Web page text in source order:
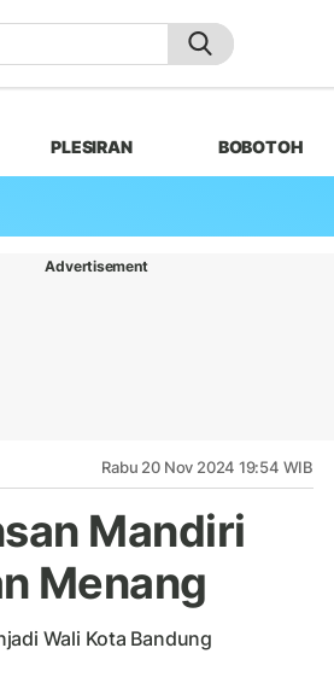
PLESIRAN BOBOTOH
Advertisement
Rabu 20 Nov 2024 19:54 WIB
Mandiri
Menang
Wali Kota Bandung